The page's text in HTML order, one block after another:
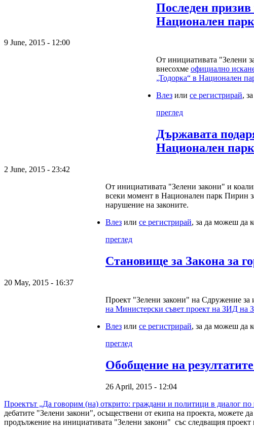
Последен
Национален
9 June, 2015 - 12:00
От инициативата "Зелени
внесохме официално
„Тодорка“ в Национален
Влез или се регистрирай,
преглед
Държавата
Национален
2 June, 2015 - 23:42
От инициативата "Зелени закони" и
всеки момент в Национален парк Пирин
нарушение на законите.
Влез или се регистрирай, за да можеш да
преглед
Становище за Закона за
20 May, 2015 - 16:37
Проект "Зелени закони" на Сдружение за
на Министерски съвет проект на ЗИД на
Влез или се регистрирай, за да можеш да
преглед
Обобщение на
26 April, 2015 - 12:04
Проектът „Да говорим (на) открито: граждани и политици в диалог по
дебатите "Зелени закони", осъществени от екипа на проекта, можете
продължение на инициативата "Зелени закони" със следващия